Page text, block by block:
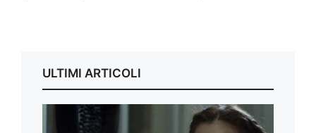
ULTIMI ARTICOLI